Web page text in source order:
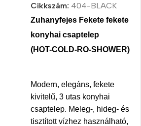
Cikkszám: 404-BLACK
Zuhanyfejes Fekete fekete
konyhai csaptelep
(HOT-COLD-RO-SHOWER)
Modern, elegáns, fekete
kivitelű, 3 utas konyhai
csaptelep. Meleg-, hideg- és
tisztított vízhez használható,